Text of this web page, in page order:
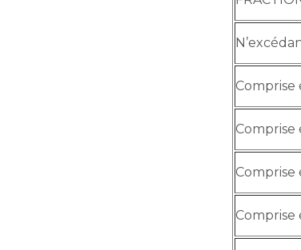
Comprise
Comprise
Comprise